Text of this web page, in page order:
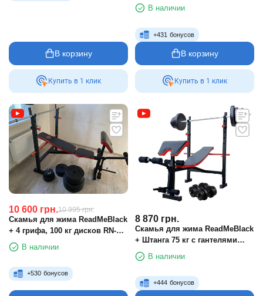
В корзину
Купить в 1 клик
штанга 75 кг
В наличии
+431 бонусов
В корзину
Купить в 1 клик
10 600 грн.10 995 грн.
Скамья для жима ReadMeBlack
+ 4 грифа, 100 кг дисков RN-
Sport
В наличии
+530 бонусов
8 870 грн.
Скамья для жима ReadMeBlack
+ Штанга 75 кг с гантелями
2х20 кг RN-Sport
В наличии
+444 бонусов